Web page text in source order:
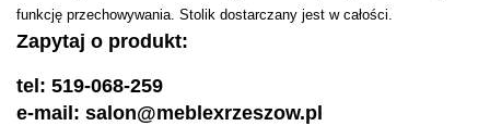
funkcję przechowywania. Stolik dostarczany jest w całości.
Zapytaj o produkt:
tel: 519-068-259
e-mail: salon@meblexrzeszow.pl